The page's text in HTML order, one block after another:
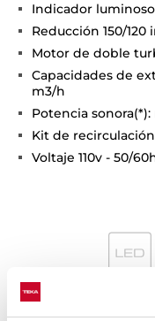
Indicador
Reducción 150/120
Motor de doble
Capacidades de
m3/h
Potencia
Kit de recirculación
Voltaje 110v - 50/